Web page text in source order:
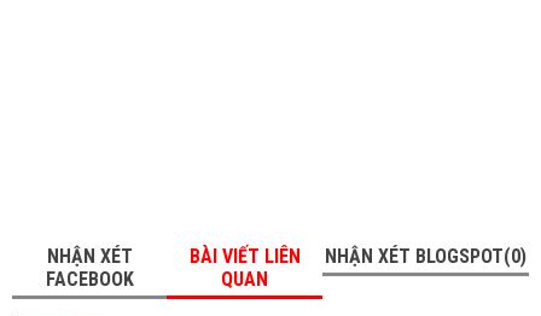
NHẬN XÉT
FACEBOOK
BÀI VIẾT LIÊN
QUAN
NHẬN XÉT BLOGSPOT(0)